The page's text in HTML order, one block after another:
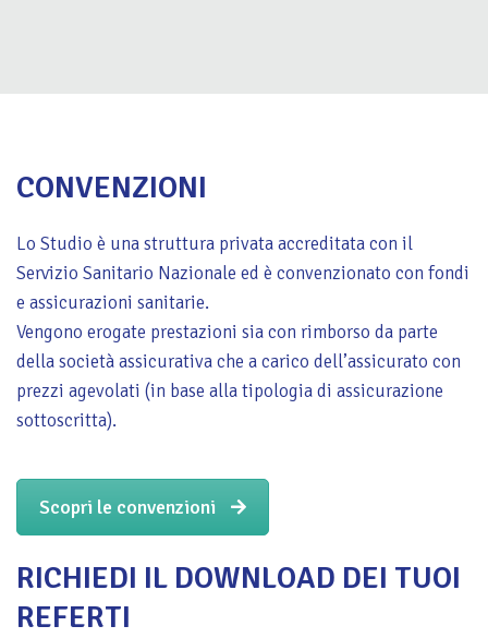
CONVENZIONI
Lo Studio è una struttura privata accreditata con il
Servizio Sanitario Nazionale ed è convenzionato con fondi
e assicurazioni sanitarie.
Vengono erogate prestazioni sia con rimborso da parte
della società assicurativa che a carico dell’assicurato con
prezzi agevolati (in base alla tipologia di assicurazione
sottoscritta).
Scopri le convenzioni
RICHIEDI IL DOWNLOAD DEI TUOI
REFERTI